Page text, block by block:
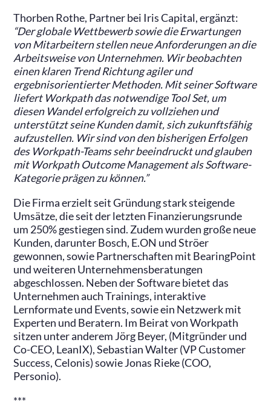
Thorben Rothe, Partner bei Iris Capital, ergänzt:
“Der globale Wettbewerb sowie die Erwartungen
von Mitarbeitern stellen neue Anforderungen an die
Arbeitsweise von Unternehmen. Wir beobachten
einen klaren Trend Richtung agiler und
ergebnisorientierter Methoden. Mit seiner Software
liefert Workpath das notwendige Tool Set, um
diesen Wandel erfolgreich zu vollziehen und
unterstützt seine Kunden damit, sich zukunftsfähig
aufzustellen. Wir sind von den bisherigen Erfolgen
des Workpath-Teams sehr beeindruckt und glauben
mit Workpath Outcome Management als Software-
Kategorie prägen zu können.”
Die Firma erzielt seit Gründung stark steigende
Umsätze, die seit der letzten Finanzierungsrunde
um 250% gestiegen sind. Zudem wurden große neue
Kunden, darunter Bosch, E.ON und Ströer
gewonnen, sowie Partnerschaften mit BearingPoint
und weiteren Unternehmensberatungen
abgeschlossen. Neben der Software bietet das
Unternehmen auch Trainings, interaktive
Lernformate und Events, sowie ein Netzwerk mit
Experten und Beratern. Im Beirat von Workpath
sitzen unter anderem Jörg Beyer, (Mitgründer und
Co-CEO, LeanIX), Sebastian Walter (VP Customer
Success, Celonis) sowie Jonas Rieke (COO,
Personio).
***